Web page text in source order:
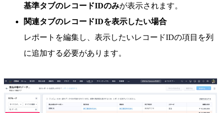
基準タブのレコードIDのみが表示されます。
関連タブのレコードIDを表示したい場合
レポートを編集し、表示したいレコードIDの項目を列
に追加する必要があります。